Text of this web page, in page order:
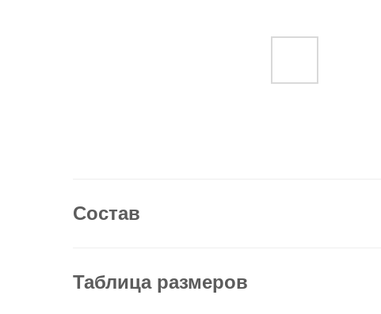
Состав
Таблица размеров